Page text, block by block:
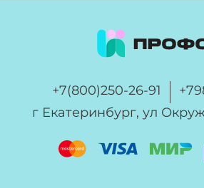
+7(800)250-26-91
г Екатеринбург, ул